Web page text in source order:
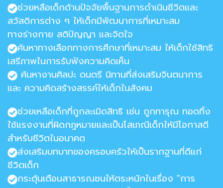
ช่วยหลือเด็กด้านปัจจัยพื้นฐานการดำเนินชีวิตและ
สวัสดิการต่าง ๆ ให้เด็กมีพัฒนาการที่เหมาะสม
ทางร่างกาย สติปัญญา และจิตใจ
ค้นหาทางเลือกทางการศึกษาที่เหมาะสม ให้เด็กใช้สิทธิ
เสรีภาพในการรับฟังความคิดเห็น
ค้นหางานศิลปะ ดนตรี นิทานที่ส่งเสริมจินตนาการ
และ ความคิดสร้างสรรค์ให้เด็กในสังคม
ช่วยเหลือเด็กที่ถูกละเมิดสิทธิ เช่น ถูกทารุณ ทอดทิ้ง
ใช้แรงงานที่ผิดกฎหมายและเป็นโสเภณีเด็กให้มีโอกาสดี
สำหรับชีวิตในอนาคต
ส่งเสริมบทบาทของครอบครัวให้เป็นรากฐานที่ดีแก่
ชีวิตเด็ก
กระตุ้นเตือนสาธารณชนให้ตระหนักในเรื่อง "การ